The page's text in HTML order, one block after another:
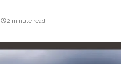
2 minute read